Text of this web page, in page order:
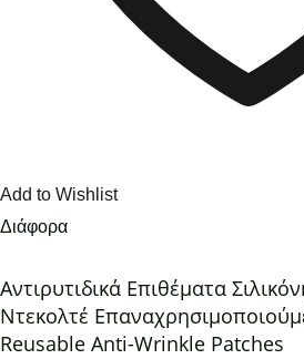
Add to Wishlist
Διάφορα
Αντιρυτιδικά Επιθέματα
Ντεκολτέ
Reusable Anti-Wrinkle Patches